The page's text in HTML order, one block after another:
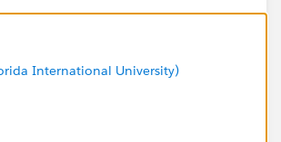
International University)